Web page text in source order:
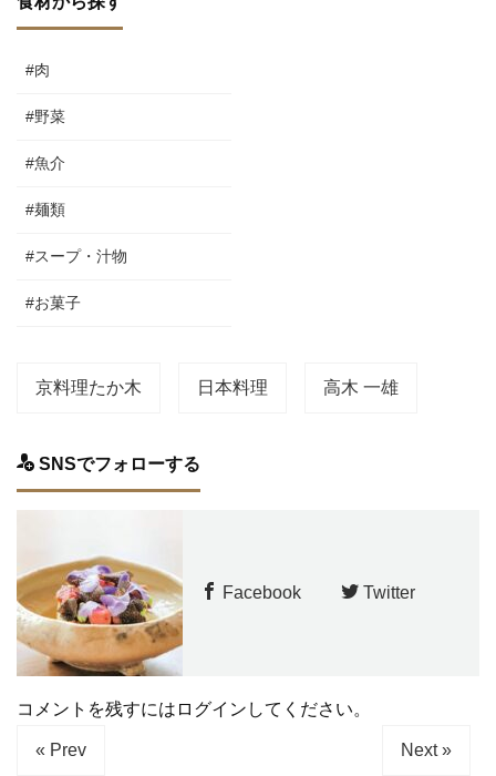
#肉
#野菜
#魚介
#麺類
#スープ・汁物
#お菓子
京料理たか木 日本料理 高木 一雄
SNSでフォローする
Facebook Twitter
コメントを残すにはログインしてください。
« Prev Next »